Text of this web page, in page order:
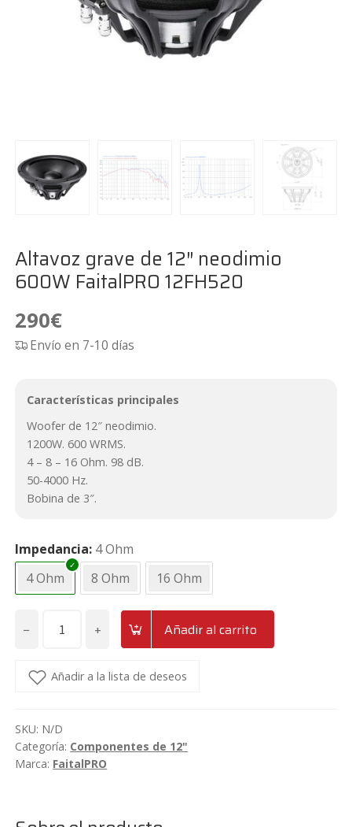
Altavoz grave de 12″ neodimio
600W FaitalPRO 12FH520
290€
Envío en 7-10 días
Características principales
Woofer de 12″ neodimio.
1200W. 600 WRMS.
4 – 8 – 16 Ohm. 98 dB.
50-4000 Hz.
Bobina de 3″.
Impedancia 4 Ohm
4 Ohm
8 Ohm 16 Ohm
−
de
600W
FaitalPRO
+ Añadir al carrito
Añadir a la lista de deseos
SKU: N/D
Categoría: Componentes de 12"
Marca: FaitalPRO